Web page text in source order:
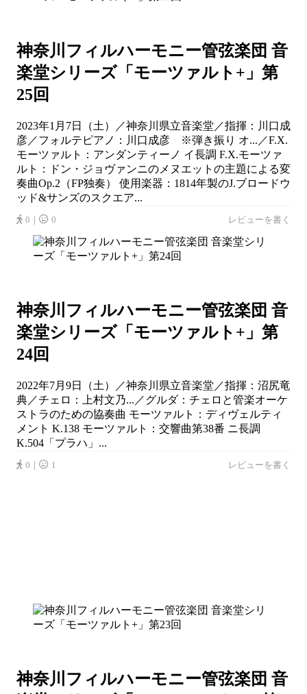
神奈川フィルハーモニー管弦楽団 音
楽堂シリーズ「モーツァルト+」第
25回
2023年1月7日（土）／神奈川県立音楽堂／指揮：川口成
彦／フォルテピアノ：川口成彦 ※弾き振り オ...／F.X.
モーツァルト：アンダンティーノ イ長調 F.X.モーツァ
ルト：ドン・ジョヴァンニのメヌエットの主題による変
奏曲Op.2（FP独奏） 使用楽器：1814年製のJ.ブロードウ
ッド&サンズのスクエア...
0｜ 0 レビューを書く
神奈川フィルハーモニー管弦楽団 音
楽堂シリーズ「モーツァルト+」第
24回
2022年7月9日（土）／神奈川県立音楽堂／指揮：沼尻竜
典／チェロ：上村文乃...／グルダ：チェロと管楽オーケ
ストラのための協奏曲 モーツァルト：ディヴェルティ
メント K.138 モーツァルト：交響曲第38番 ニ長調
K.504「プラハ」...
0｜ 1 レビューを書く
神奈川フィルハーモニー管弦楽団 音